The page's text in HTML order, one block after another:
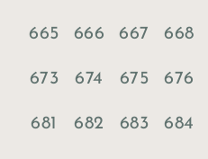
665 666 667 668
673 674 675 676
681 682 683 684